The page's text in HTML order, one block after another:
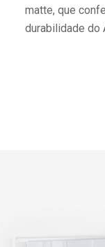
matte, que
durabilidade do